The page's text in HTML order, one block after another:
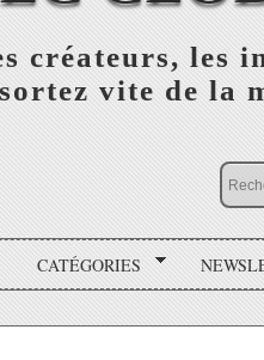
créateurs, les
vite de la
CATÉGORIES